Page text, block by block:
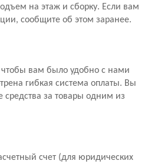
на этаж и сборку. Если вам
сообщите об этом заранее.
вам было удобно с нами
гибкая система оплаты. Вы
за товары одним из
счет (для юридических